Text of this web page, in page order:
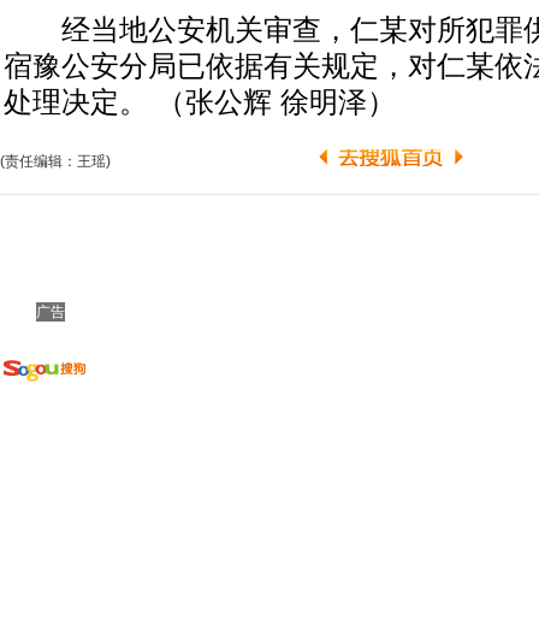
经当地公安机关审查，仁某对所犯罪
宿豫公安分局已依据有关规定，对仁某依
处理决定。 （张公辉 徐明泽）
(责任编辑：王瑶)
广告